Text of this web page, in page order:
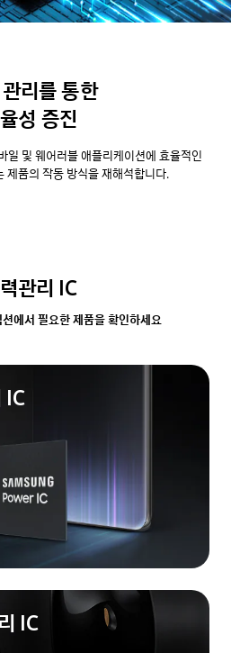
리를 통한
성 증진
일 및 웨어러블 애플리케이션에 효율적인
제품의 작동 방식을 재해석합니다.
관리 IC
에서 필요한 제품을 확인하세요
IC
IC